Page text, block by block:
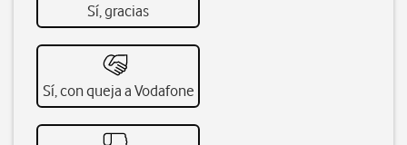
Sí, gracias
Sí, con queja a Vodafone